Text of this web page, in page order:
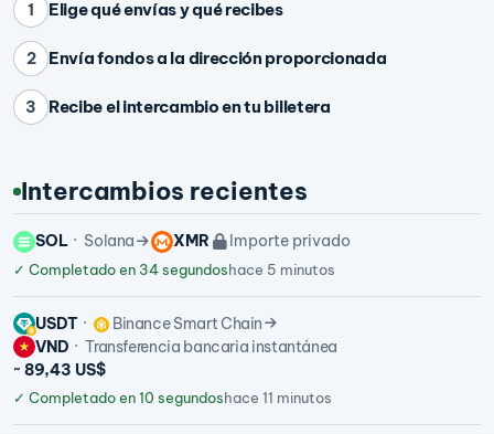
1 Elige qué envías y qué recibes
2 Envía fondos a la dirección proporcionada
3 Recibe el intercambio en tu billetera
Intercambios recientes
SOL Solana XMR Importe privado
✓ Completado en 34 segundoshace 5 minutos
USDT
Binance Smart Chain
VND
Transferencia bancaria instantánea
~ 89,43 US$
✓ Completado en 10 segundoshace 11 minutos